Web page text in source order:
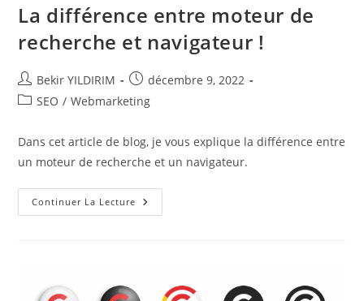
La différence entre moteur de
recherche et navigateur !
Auteur/autrice
de
Bekir YILDIRIM
Publication
publiée :
décembre 9, 2022
PostSEO / Webmarketing
Dans cet article de blog, je vous explique la différence entre
un moteur de recherche et un navigateur.
Continuer La Lecture La
Différence
!